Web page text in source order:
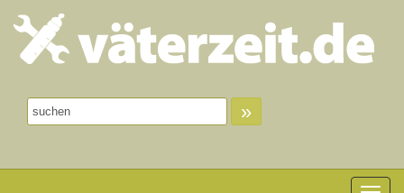
»
Toggle